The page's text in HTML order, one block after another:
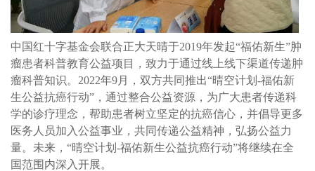
中国红十字基金会联合正大天晴于2019年发起“福佑新生”肿
瘤患者科普教育公益项目，致力于通过线上线下渠道传递肿
瘤科普知识。2022年9月，双方共同推出“晴空计划-福佑新
生公益抗癌行动”，通过整合公益资源，为广大患者传递科
学的诊疗理念，帮助患者树立坚定的抗癌信心，并倡导更多
医务人员加入公益事业，共同传递公益精神，弘扬公益力
量。未来，“晴空计划-福佑新生公益抗癌行动”将继续在全
国范围内深入开展。